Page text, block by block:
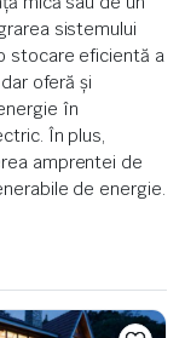
sistemului
stocare eficientă a
oferă și
în
În plus,
amprentei de
de energie.